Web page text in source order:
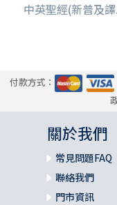
中英聖經(新普及
付款方式：
關於我們
常見問題FAQ
聯絡我們
門市資訊